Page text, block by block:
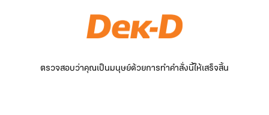
ตรวจสอบว่าคุณเป็นมนุษย์ด้วยการทำคำสั่งนี้ให้เสร็จสิ้น